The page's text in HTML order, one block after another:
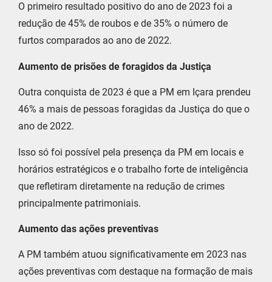
O primeiro resultado positivo do ano de 2023 foi a
redução de 45% de roubos e de 35% o número de
furtos comparados ao ano de 2022.
Aumento de prisões de foragidos da Justiça
Outra conquista de 2023 é que a PM em Içara prendeu
46% a mais de pessoas foragidas da Justiça do que o
ano de 2022.
Isso só foi possível pela presença da PM em locais e
horários estratégicos e o trabalho forte de inteligência
que refletiram diretamente na redução de crimes
principalmente patrimoniais.
Aumento das ações preventivas
A PM também atuou significativamente em 2023 nas
ações preventivas com destaque na formação de mais